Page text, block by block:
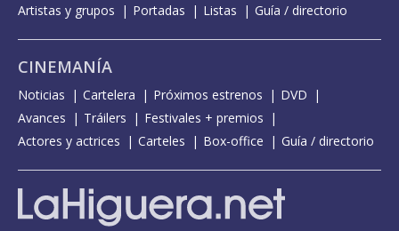
Artistas y grupos
Portadas Listas Guía / directorio
CINEMANÍA
Noticias Cartelera Próximos estrenos
DVD
Avances
Tráilers
Festivales + premios
Actores y actrices
Carteles Box-office Guía / directorio